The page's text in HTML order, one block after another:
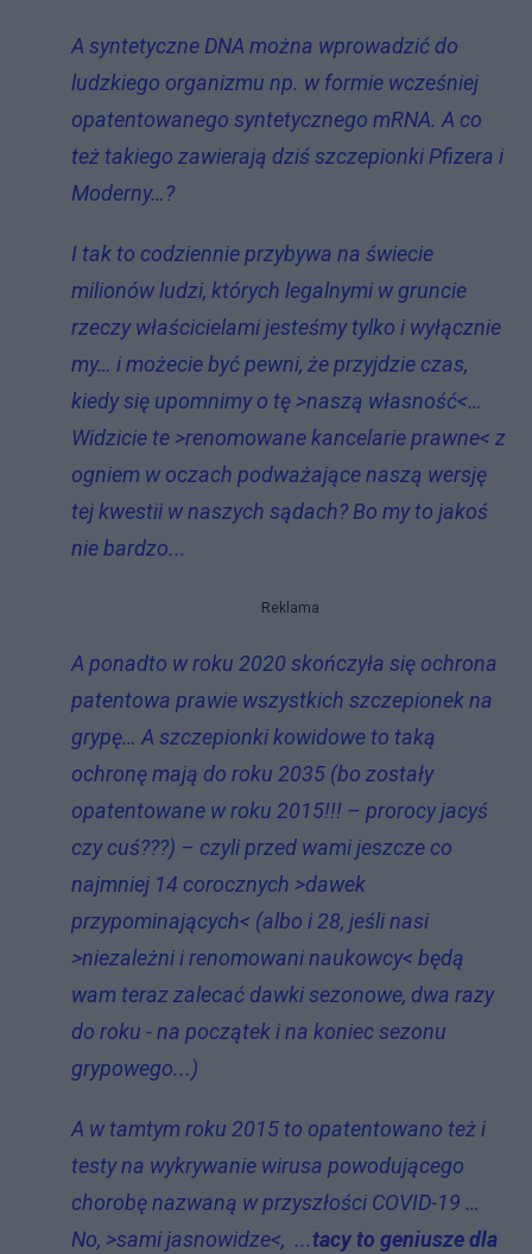
A syntetyczne DNA można wprowadzić do
ludzkiego organizmu np. w formie wcześniej
opatentowanego syntetycznego mRNA. A co
też takiego zawierają dziś szczepionki Pfizera i
Moderny…?
I tak to codziennie przybywa na świecie
milionów ludzi, których legalnymi w gruncie
rzeczy właścicielami jesteśmy tylko i wyłącznie
my… i możecie być pewni, że przyjdzie czas,
kiedy się upomnimy o tę >naszą własność<…
Widzicie te >renomowane kancelarie prawne< z
ogniem w oczach podważające naszą wersję
tej kwestii w naszych sądach? Bo my to jakoś
nie bardzo...
Reklama
A ponadto w roku 2020 skończyła się ochrona
patentowa prawie wszystkich szczepionek na
grypę… A szczepionki kowidowe to taką
ochronę mają do roku 2035 (bo zostały
opatentowane w roku 2015!!! – prorocy jacyś
czy cuś???) – czyli przed wami jeszcze co
najmniej 14 corocznych >dawek
przypominających< (albo i 28, jeśli nasi
>niezależni i renomowani naukowcy< będą
wam teraz zalecać dawki sezonowe, dwa razy
do roku - na początek i na koniec sezonu
grypowego...)
A w tamtym roku 2015 to opatentowano też i
testy na wykrywanie wirusa powodującego
chorobę nazwaną w przyszłości COVID-19 …
No, >sami jasnowidze<, ...tacy to geniusze dla